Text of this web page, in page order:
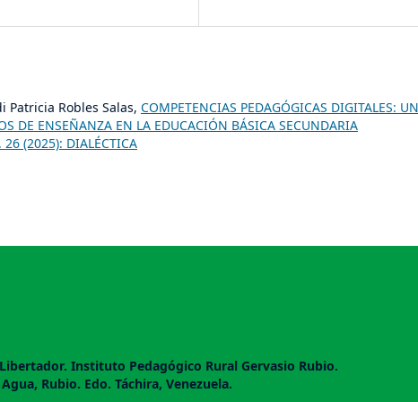
Patricia Robles Salas, COMPETENCIAS PEDAGÓGICAS DIGITALES: UN
DE ENSEÑANZA EN LA EDUCACIÓN BÁSICA SECUNDARIA
(2025): DIALÉCTICA
Instituto Pedagógico Rural Gervasio Rubio.
Rubio. Edo. Táchira, Venezuela.